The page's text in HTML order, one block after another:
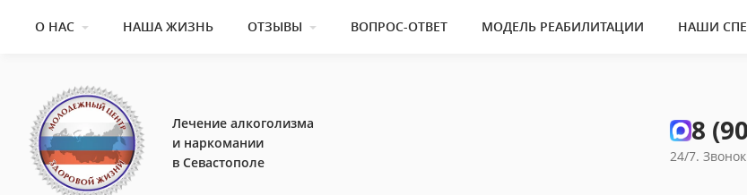
О НАС НАША ЖИЗНЬ ОТЗЫВЫ ВОПРОС-ОТВЕТ МОДЕЛЬ РЕАБИЛИТАЦИИ НАШИ
Лечение алкоголизма
и наркомании
в Севастополе
8
24/7.